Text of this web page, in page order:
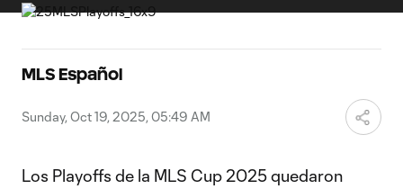
MLS Español
Sunday, Oct 19, 2025, 05:49 AM
Los Playoffs de la MLS Cup 2025 quedaron